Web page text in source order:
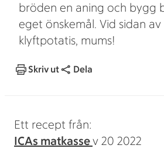
bröden en aning och bygg
eget önskemål. Vid sidan av
klyftpotatis, mums!
Skriv ut Dela
Ett recept från:
ICAs matkassev 20 2022